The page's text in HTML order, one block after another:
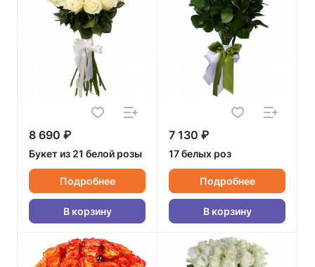
8 690 ₽
Букет из 21 белой розы
Подробнее
В корзину
7 130 ₽
17 белых роз
Подробнее
В корзину